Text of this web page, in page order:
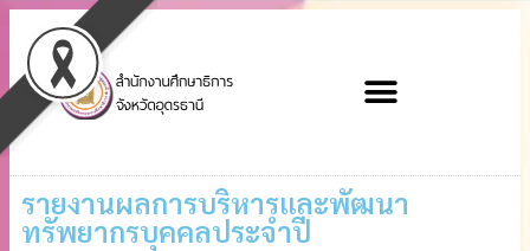
รายงานผลการบริหารและพัฒนา
ทรัพยากรบุคคลประจำปี